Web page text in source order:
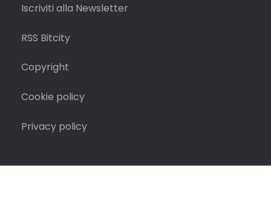
Iscriviti alla Newsletter
RSS Bitcity
Copyright
Cookie policy
Privacy policy